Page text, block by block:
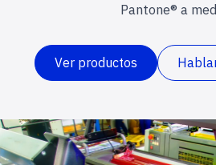
Pantone® a
Ver productos